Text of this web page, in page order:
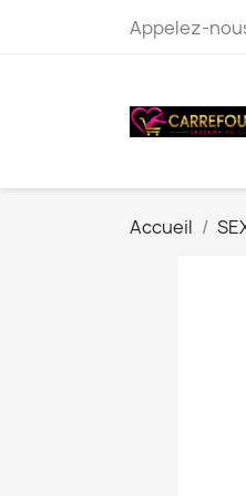
Appelez-
Accueil